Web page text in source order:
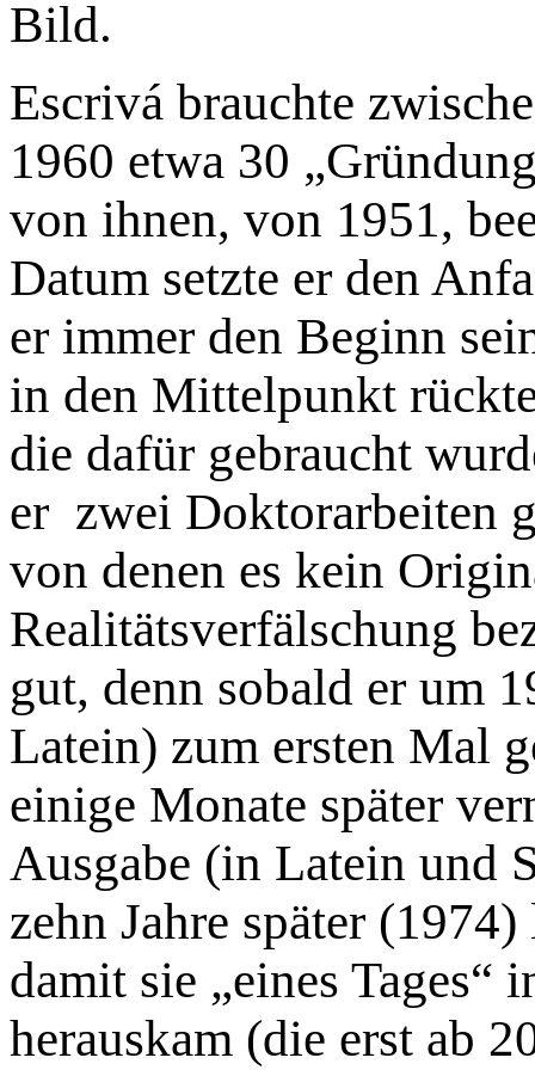
Bild.
Escrivá brauchte
1960 etwa 30
von ihnen, von 1951,
Datum setzte er den
er immer den Beginn
in den Mittelpunkt
die dafür gebraucht
er zwei Doktorarbeiten
von denen es kein
Realitätsverfälschung
gut, denn sobald er um
Latein) zum ersten Mal
einige Monate später
Ausgabe (in Latein und
zehn Jahre später
damit sie „eines Tages“
herauskam (die erst ab